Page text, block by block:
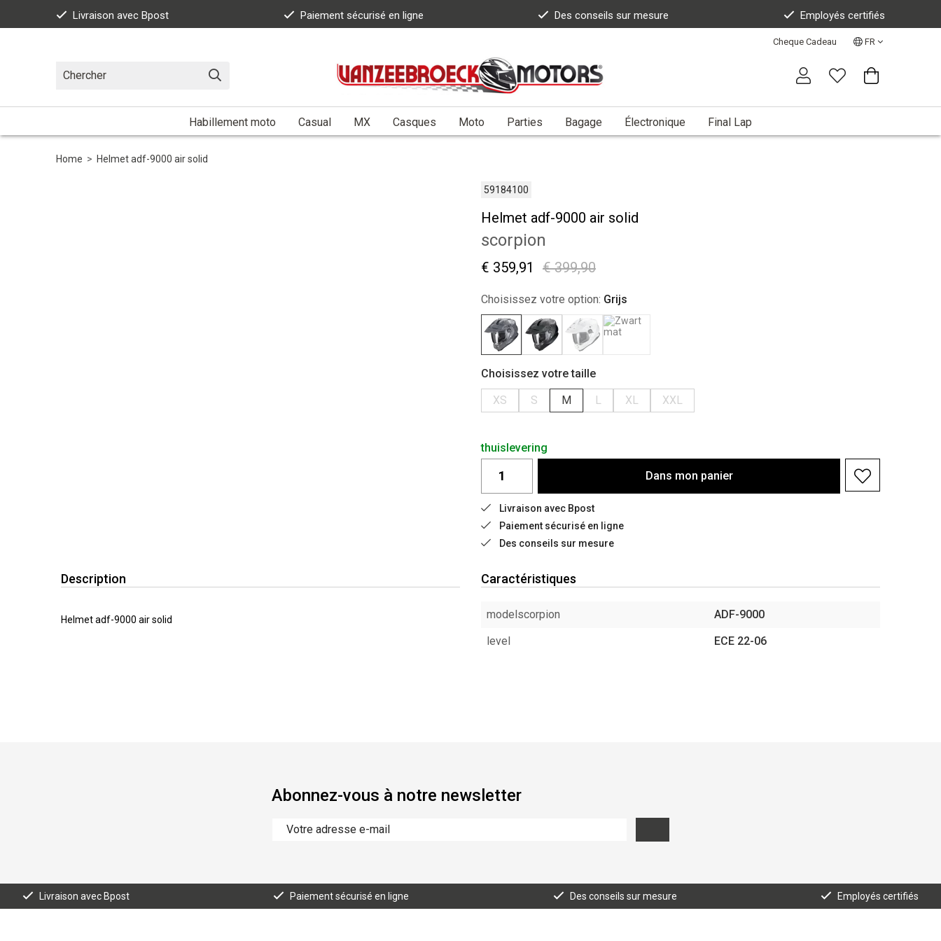
Livraison avec Bpost Paiement sécurisé en ligne Des conseils sur mesure Employés certifiés
Cheque Cadeau FR
Habillement moto Casual MX Casques Moto Parties Bagage Électronique Final Lap
Home > Helmet adf-9000 air solid
59184100
Helmet adf-9000 air solid
scorpion
€ 399,90
€ 359,91
Choisissez votre option: Grijs
Choisissez votre taille
XS
S M L XL XXL
thuislevering
Dans mon panier
Livraison avec Bpost
Paiement sécurisé en ligne
Des conseils sur mesure
Description
Helmet adf-9000 air solid
Caractéristiques
modelscorpion
ADF-9000
level
ECE 22-06
Abonnez-vous à notre newsletter
Livraison avec Bpost Paiement sécurisé en ligne Des conseils sur mesure Employés certifiés